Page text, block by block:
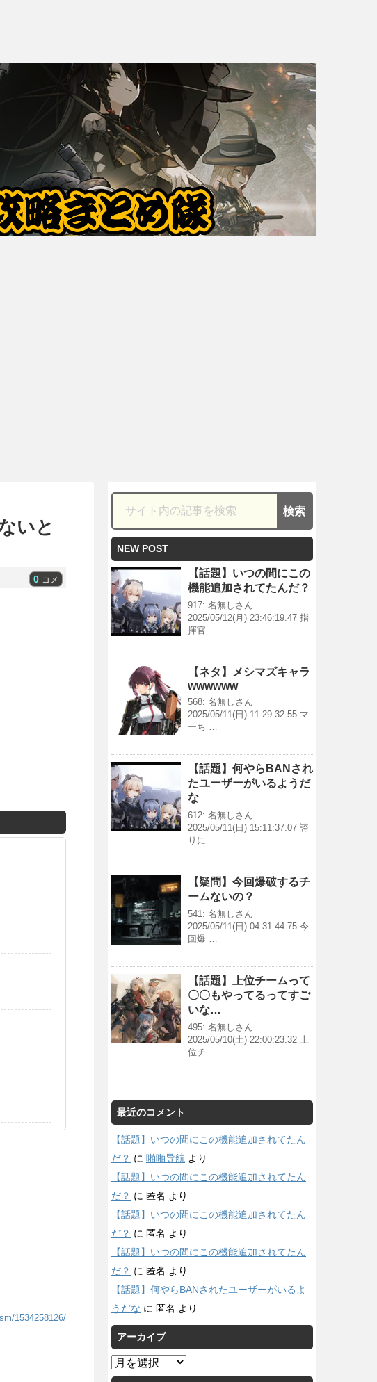
いと
0 コメ
1534258126/
NEW POST
【話題】いつの間にこの
機能追加されてたんだ？
917: 名無しさん
2025/05/12(月) 23:46:19.47 指
揮官 …
【ネタ】メシマズキャラ
wwwwww
568: 名無しさん
2025/05/11(日) 11:29:32.55 マ
ーち …
【話題】何やらBANされ
たユーザーがいるようだ
な
612: 名無しさん
2025/05/11(日) 15:11:37.07 誇
りに …
【疑問】今回爆破するチ
ームないの？
541: 名無しさん
2025/05/11(日) 04:31:44.75 今
回爆 …
【話題】上位チームって
〇〇もやってるってすご
いな…
495: 名無しさん
2025/05/10(土) 22:00:23.32 上
位チ …
最近のコメント
【話題】いつの間にこの機能追加されてたん
だ？ に 啪啪导航 より
【話題】いつの間にこの機能追加されてたん
だ？ に 匿名 より
【話題】いつの間にこの機能追加されてたん
だ？ に 匿名 より
【話題】いつの間にこの機能追加されてたん
だ？ に 匿名 より
【話題】何やらBANされたユーザーがいるよ
うだな に 匿名 より
アーカイブ
ア
ー